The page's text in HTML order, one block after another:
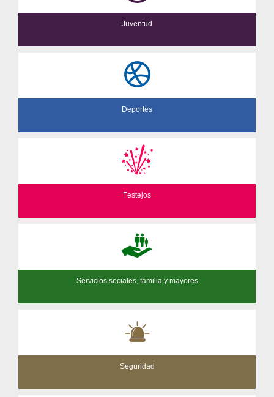
Juventud
Deportes
Festejos
Servicios sociales, familia y mayores
Seguridad